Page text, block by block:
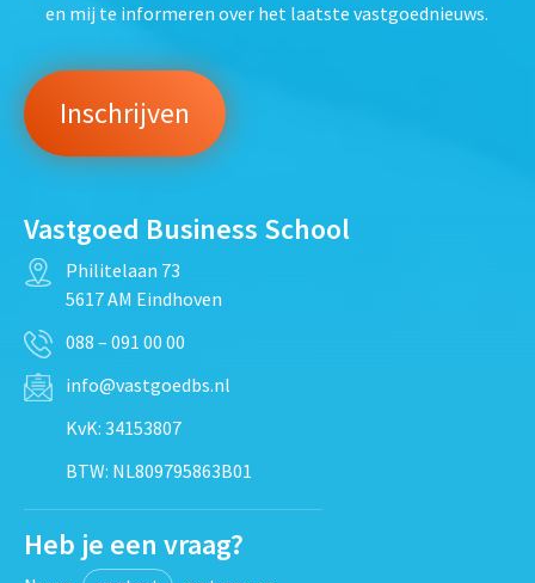
en mij te informeren over het laatste vastgoednieuws.
Vastgoed Business School
Philitelaan 73
5617 AM Eindhoven
088 – 091 00 00
info@vastgoedbs.nl
KvK: 34153807
BTW: NL809795863B01
Heb je een vraag?